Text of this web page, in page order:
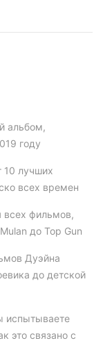
альбом,
году
10 лучших
всех времен
фильмов,
до Top Gun
Дуэйна
до детской
испытываете
это связано с